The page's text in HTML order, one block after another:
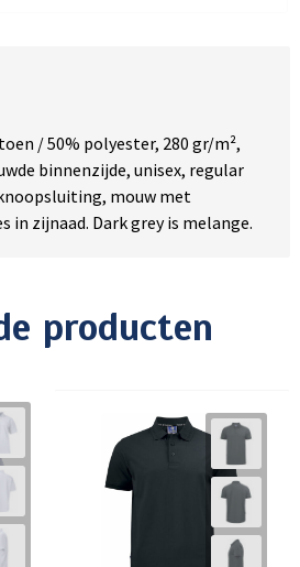
/ 50% polyester, 280 gr/m²,
binnenzijde, unisex, regular
mouw met
in zijnaad. Dark grey is melange.
producten